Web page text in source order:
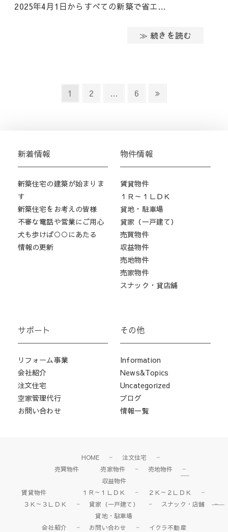
2025年4月1日からすべての新築で省エ…
≫ 続きを読む
ジ
送
り
Page
1 Page
2 … Page
6
Next
新着情報
新築住宅の建築が始まりま
す
新築住宅をお考えの皆様
不審な電話や営業にご用心
犬も歩けば○○にあたる
情報の更新
物件情報
賃貸物件
１Ｒ～１ＬＤＫ
貸地・駐車場
貸家（一戸建て）
売買物件
収益物件
売地物件
売家物件
スナック・貸店舗
サポート
リフォーム事業
会社紹介
注文住宅
空家管理代行
お問い合わせ
その他
Information
News&Topics
Uncategorized
ブログ
情報一覧
HOME
注文住宅
売買物件
売家物件
売地物件
収益物件
賃貸物件
１Ｒ～１ＬＤＫ
２Ｋ～２ＬＤＫ
３Ｋ～３ＬＤＫ
貸家（一戸建て）
スナック・店舗
貸地・駐車場
会社紹介
お問い合わせ イクラ不動産